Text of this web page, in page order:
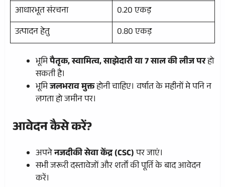
आधारभूत संरचना
0.20 एकड़
उत्पादन हेतु
0.80 एकड़
भूमिपैतृक, स्वामित्व, साझेदारी या 7 साल की लीज परहो
सकती है।
भूमिजलभराव मुक्तहोनी चाहिए। वर्षात के महीनों मे पनि न
लगता हो जमीन पर।
आवेदन कैसे करें?
अपनेनजदीकी सेवा केंद्र (CSC)पर जाएं।
सभी जरूरी दस्तावेजों और शर्तों की पूर्ति के बाद आवेदन
करें।